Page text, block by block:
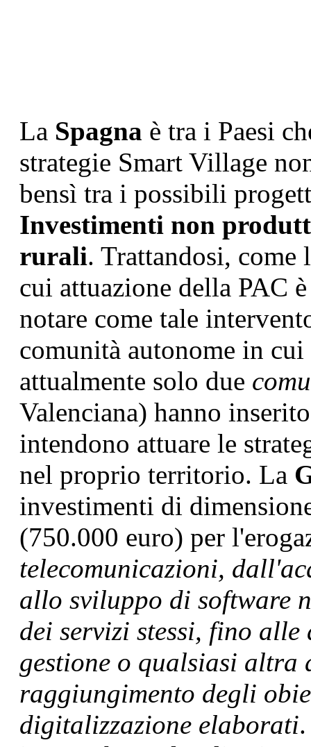
La Spagna è tra i Paesi
strategie Smart Village
bensì tra i possibili
Investimenti non
rurali. Trattandosi,
cui attuazione della PAC
notare come tale
comunità autonome in
attualmente solo due
Valenciana) hanno
intendono attuare le
nel proprio territorio. La
investimenti di
(750.000 euro) per
telecomunicazioni,
allo sviluppo di software
dei servizi stessi, fino
gestione o qualsiasi
raggiungimento degli
digitalizzazione elaborati